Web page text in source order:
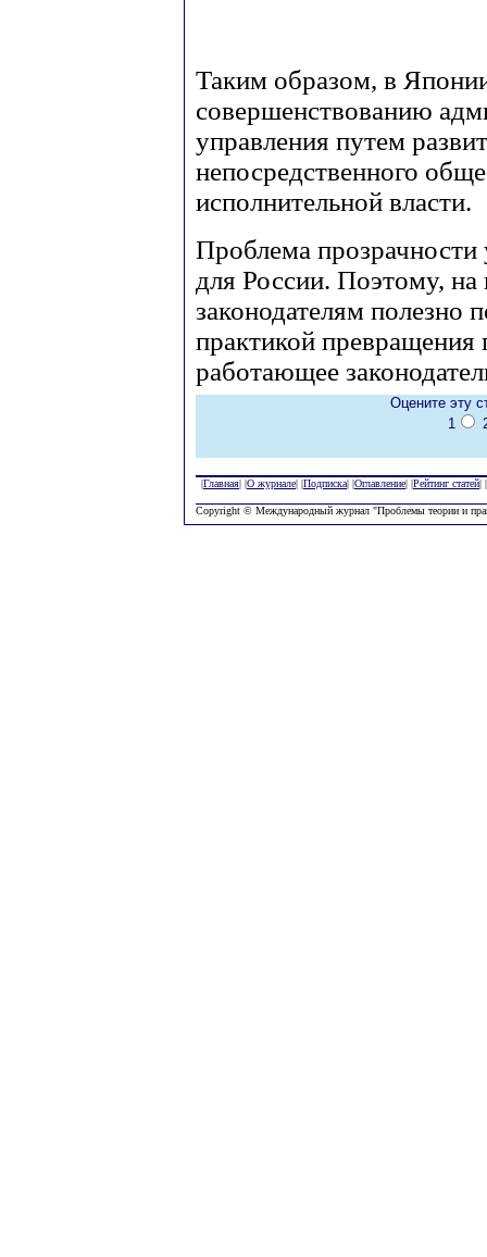
Таким образом, в
совершенствованию
управления путем
непосредственного
исполнительной власти.
Проблема прозрачности
для России. Поэтому,
законодателям полезно
практикой превращения
работающее
Оцените эту
1
|Главная| |О журнале| |Подписка| |Оглавление| |Рейтинг статей| |
Copyright © Международный журнал "Проблемы теории и